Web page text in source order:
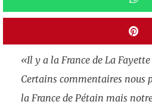
«Il y a la France de La
Certains commentaires nous
la France de Pétain mais